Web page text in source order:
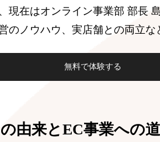
現在はオンライン事業部 部長
のノウハウ、実店舗との両立な
無料で体験する
由来とEC事業への